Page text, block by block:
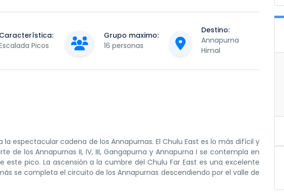
Característica:
Picos
Grupo maximo:
16 personas
Destino:
Annapurna
Himal
espectacular cadena de los Annapurnas. El Chulu East es lo más difícil y
de los Annapurnas II, IV, III, Gangapurna y Annapurna I se contempla en
pico. La ascensión a la cumbre del Chulu Far East es una excelente
se completa el circuito de los Annapurnas descendiendo por el valle de